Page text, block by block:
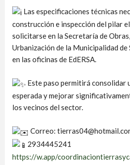
Las especificaciones técnicas
construcción e inspección del pilar
solicitarse en la Secretaría de
Urbanización de la Municipalidad de
en las oficinas de EdERSA.
Este paso permitirá consolidar
esperada y mejorar
los vecinos del sector.
Correo:
2934445241
https://w.app/